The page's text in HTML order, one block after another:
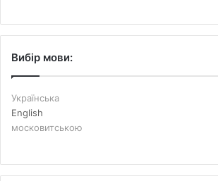
Вибір мови:
Українська
English
московитською